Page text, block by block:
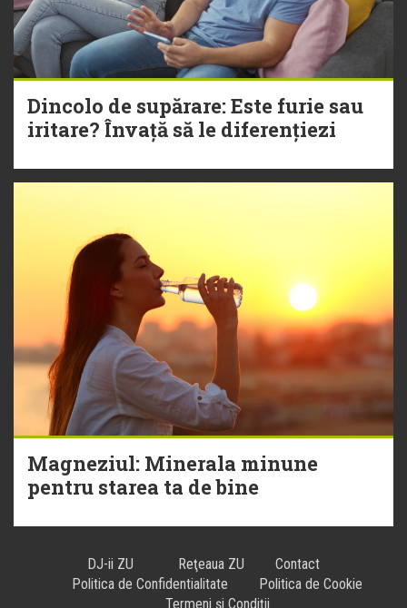
Dincolo de supărare: Este furie sau
iritare? Învață să le diferențiezi
Magneziul: Minerala minune
pentru starea ta de bine
DJ-ii ZU Reţeaua ZU
Contact
Politica de Confidentialitate
Politica de Cookie
Termeni și Condiții